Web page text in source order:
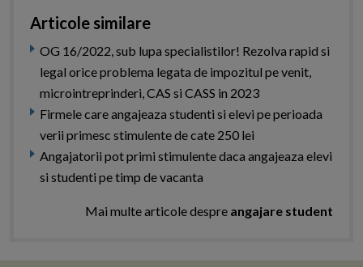
Articole similare
OG 16/2022, sub lupa specialistilor! Rezolva rapid si
legal orice problema legata de impozitul pe venit,
microintreprinderi, CAS si CASS in 2023
Firmele care angajeaza studenti si elevi pe perioada
verii primesc stimulente de cate 250 lei
Angajatorii pot primi stimulente daca angajeaza elevi
si studenti pe timp de vacanta
Mai multe articole despre angajare student